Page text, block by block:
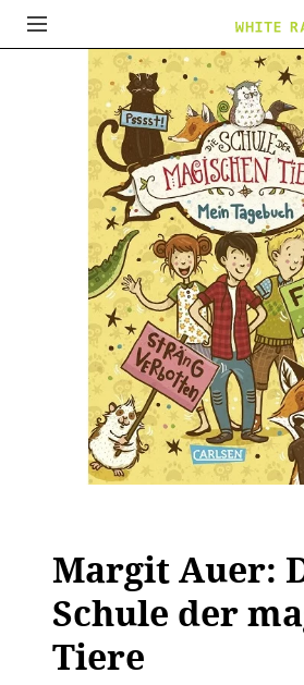
Margit Auer:
Schule der
Tiere